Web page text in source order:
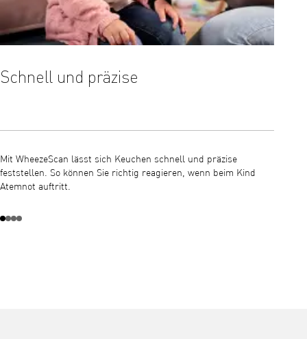
Schnell und präzise
Mit WheezeScan lässt sich Keuchen schnell und präzise
feststellen. So können Sie richtig reagieren, wenn beim Kind
Atemnot auftritt.